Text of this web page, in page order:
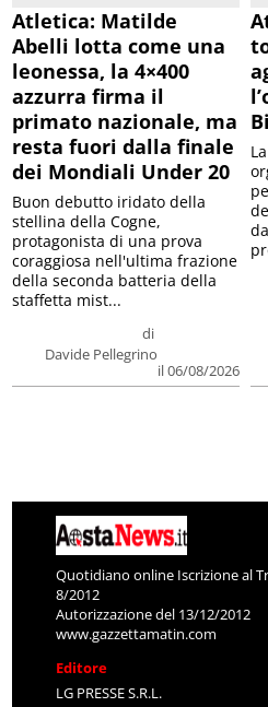
Atletica: Matilde
Abelli lotta come una
leonessa, la 4×400
azzurra firma il
primato nazionale, ma
resta fuori dalla finale
dei Mondiali Under 20
di
Davide Pellegrino
il 06/08/2026
Buon debutto iridato della
stellina della Cogne,
protagonista di una prova
coraggiosa nell'ultima frazione
della seconda batteria della
staffetta mist...
Quotidiano online Iscrizione al
8/2012
Autorizzazione del 13/12/2012
www.gazzettamatin.com
Editore
LG PRESSE S.R.L.